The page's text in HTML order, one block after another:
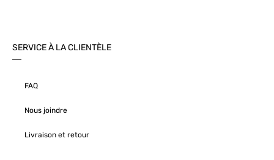
SERVICE À LA CLIENTÈLE
FAQ
Nous joindre
Livraison et retour